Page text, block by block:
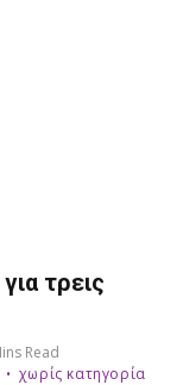
τρεις
Read
χωρίς κατηγορία